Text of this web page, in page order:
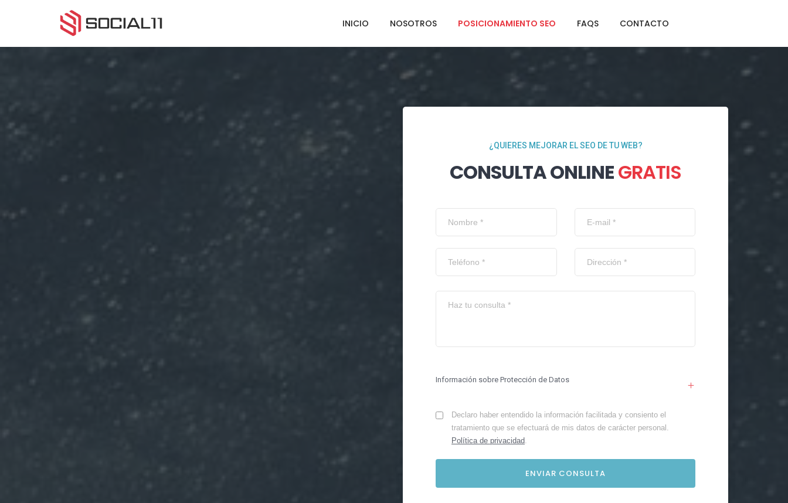
INICIO NOSOTROS POSICIONAMIENTO SEO FAQS CONTACTO
¿QUIERES MEJORAR EL SEO DE TU WEB?
CONSULTA ONLINEGRATIS
Información sobre Protección de Datos
Declaro haber entendido la información facilitada y consiento el
tratamiento que se efectuará de mis datos de carácter personal.
Política de privacidad.